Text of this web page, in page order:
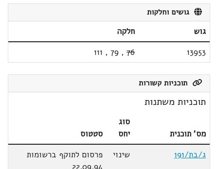
גושים וחלקות
גוש
חלקה
13953
76
,
79
,
111
תוכניות קשורות
תוכניות משתנות
מס' תוכנית
סוג
יחס
סטטוס
ג/בת/191
שינוי
פרסום לתוקף ברשומות